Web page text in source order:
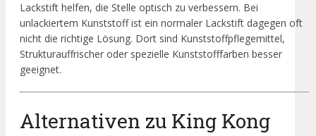
Lackstift helfen, die Stelle optisch zu verbessern. Bei
unlackiertem Kunststoff ist ein normaler Lackstift dagegen oft
nicht die richtige Lösung. Dort sind Kunststoffpflegemittel,
Strukturauffrischer oder spezielle Kunststofffarben besser
geeignet.
Alternativen zu King Kong